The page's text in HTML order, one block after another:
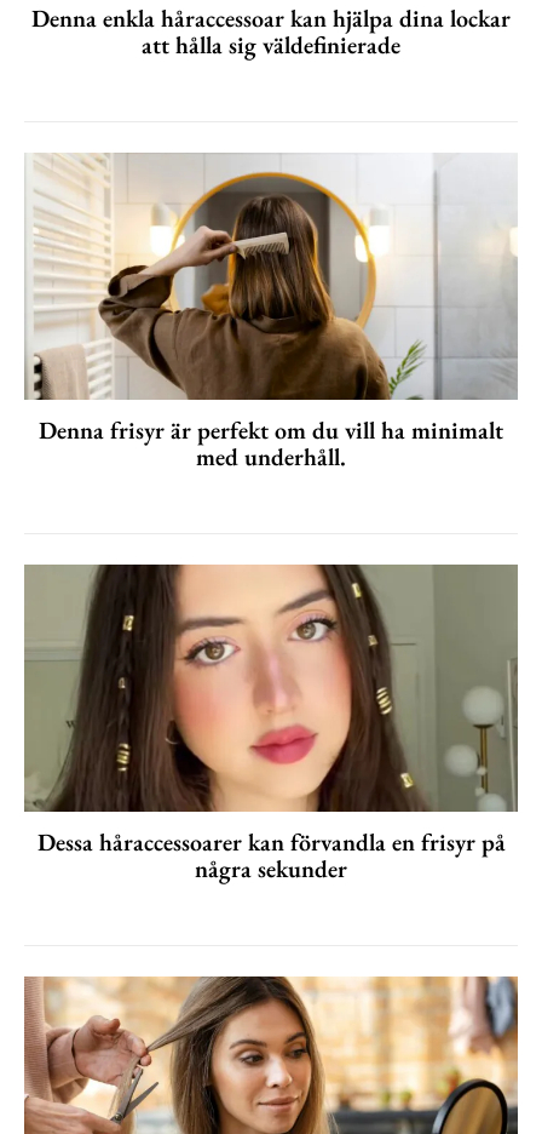
Denna enkla håraccessoar kan hjälpa dina lockar
att hålla sig väldefinierade
Denna frisyr är perfekt om du vill ha minimalt
med underhåll.
Dessa håraccessoarer kan förvandla en frisyr på
några sekunder